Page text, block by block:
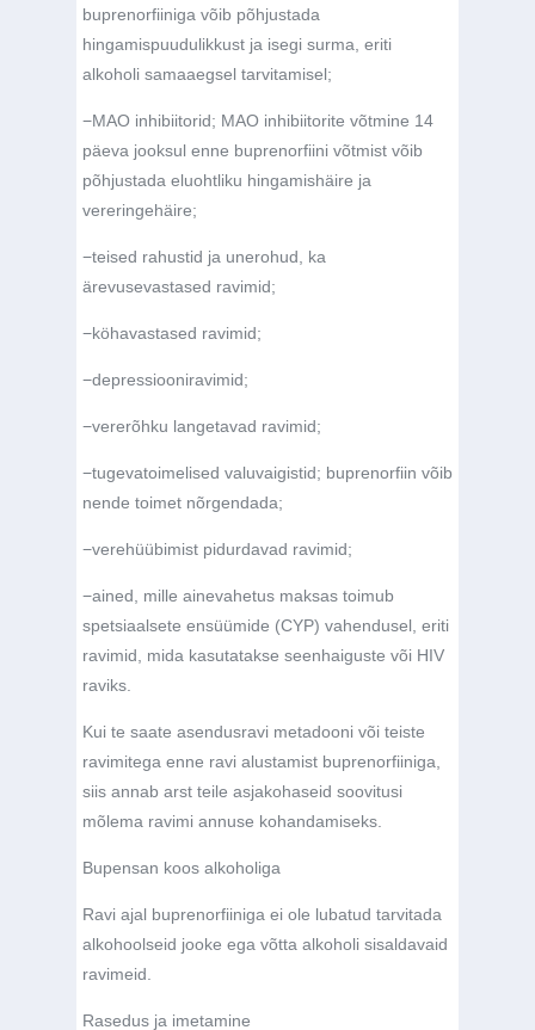
buprenorfiiniga võib põhjustada
hingamispuudulikkust ja isegi surma, eriti
alkoholi samaaegsel tarvitamisel;
−MAO inhibiitorid; MAO inhibiitorite võtmine 14
päeva jooksul enne buprenorfiini võtmist võib
põhjustada eluohtliku hingamishäire ja
vereringehäire;
−teised rahustid ja unerohud, ka
ärevusevastased ravimid;
−köhavastased ravimid;
−depressiooniravimid;
−vererõhku langetavad ravimid;
−tugevatoimelised valuvaigistid; buprenorfiin võib
nende toimet nõrgendada;
−verehüübimist pidurdavad ravimid;
−ained, mille ainevahetus maksas toimub
spetsiaalsete ensüümide (CYP) vahendusel, eriti
ravimid, mida kasutatakse seenhaiguste või HIV
raviks.
Kui te saate asendusravi metadooni või teiste
ravimitega enne ravi alustamist buprenorfiiniga,
siis annab arst teile asjakohaseid soovitusi
mõlema ravimi annuse kohandamiseks.
Bupensan koos alkoholiga
Ravi ajal buprenorfiiniga ei ole lubatud tarvitada
alkohoolseid jooke ega võtta alkoholi sisaldavaid
ravimeid.
Rasedus ja imetamine